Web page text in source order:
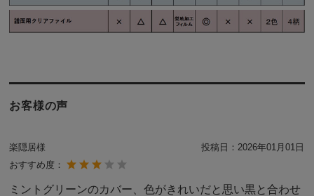
お客様の声
楽隠居様 投稿日： 2026年01月01日
おすすめ度：
ミントグリーンのカバー、色がきれいだと思い黒と合わせ